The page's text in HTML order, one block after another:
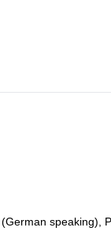
speaking),